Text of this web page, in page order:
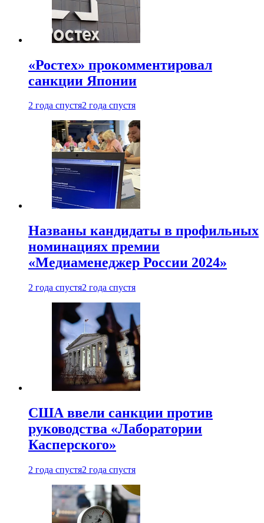
«Ростех» прокомментировал
санкции Японии
2 года спустя2 года спустя
Названы кандидаты в профильных
номинациях премии
«Медиаменеджер России 2024»
2 года спустя2 года спустя
США ввели санкции против
руководства «Лаборатории
Касперского»
2 года спустя2 года спустя